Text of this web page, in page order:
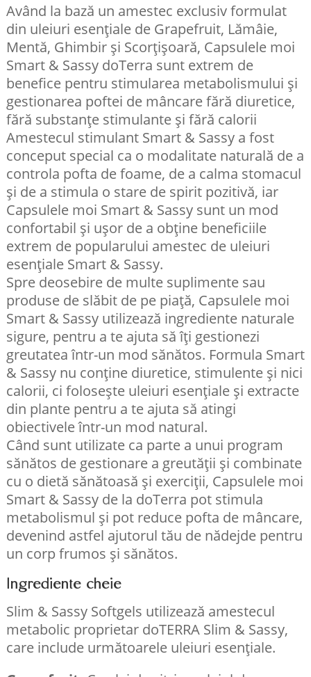
Având la bază un amestec exclusiv formulat
din uleiuri esențiale de Grapefruit, Lămâie,
Mentă, Ghimbir și Scorțișoară, Capsulele moi
Smart & Sassy doTerra sunt extrem de
benefice pentru stimularea metabolismului și
gestionarea poftei de mâncare fără diuretice,
fără substanţe stimulante și fără calorii
Amestecul stimulant Smart & Sassy a fost
conceput special ca o modalitate naturală de a
controla pofta de foame, de a calma stomacul
și de a stimula o stare de spirit pozitivă, iar
Capsulele moi Smart & Sassy sunt un mod
confortabil și ușor de a obține beneficiile
extrem de popularului amestec de uleiuri
esențiale Smart & Sassy.
Spre deosebire de multe suplimente sau
produse de slăbit de pe piață, Capsulele moi
Smart & Sassy utilizează ingrediente naturale
sigure, pentru a te ajuta să îți gestionezi
greutatea într-un mod sănătos. Formula Smart
& Sassy nu conține diuretice, stimulente și nici
calorii, ci folosește uleiuri esențiale și extracte
din plante pentru a te ajuta să atingi
obiectivele într-un mod natural.
Când sunt utilizate ca parte a unui program
sănătos de gestionare a greutății și combinate
cu o dietă sănătoasă și exerciții, Capsulele moi
Smart & Sassy de la doTerra pot stimula
metabolismul și pot reduce pofta de mâncare,
devenind astfel ajutorul tău de nădejde pentru
un corp frumos și sănătos.
Ingrediente cheie
Slim & Sassy Softgels utilizează amestecul
metabolic proprietar doTERRA Slim & Sassy,
care include următoarele uleiuri esențiale.